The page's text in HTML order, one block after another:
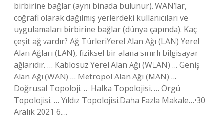
birbirine bağlar (aynı binada bulunur). WAN’lar,
coğrafi olarak dağılmış yerlerdeki kullanıcıları ve
uygulamaları birbirine bağlar (dünya çapında). Kaç
çeşit ağ vardır? Ağ TürleriYerel Alan Ağı (LAN) Yerel
Alan Ağları (LAN), fiziksel bir alana sınırlı bilgisayar
ağlarıdır. … Kablosuz Yerel Alan Ağı (WLAN) … Geniş
Alan Ağı (WAN) … Metropol Alan Ağı (MAN) …
Doğrusal Topoloji. … Halka Topolojisi. … Örgü
Topolojisi. … Yıldız Topolojisi.Daha Fazla Makale…•30
Aralık 2021 6.…